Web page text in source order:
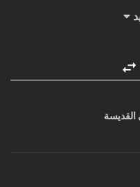
وربما إيقاظ مواهب خاصة من
لم يمنح الخلود الحقيقي.
في أوقات فوضوية، قرر لو
طائفة الشيطان كانت خطرة